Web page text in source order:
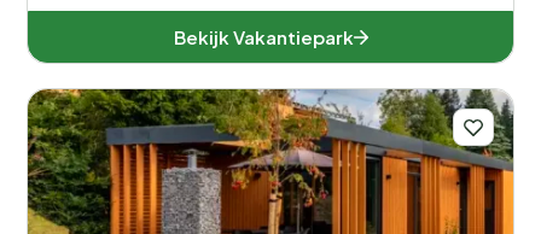
Bekijk Vakantiepark